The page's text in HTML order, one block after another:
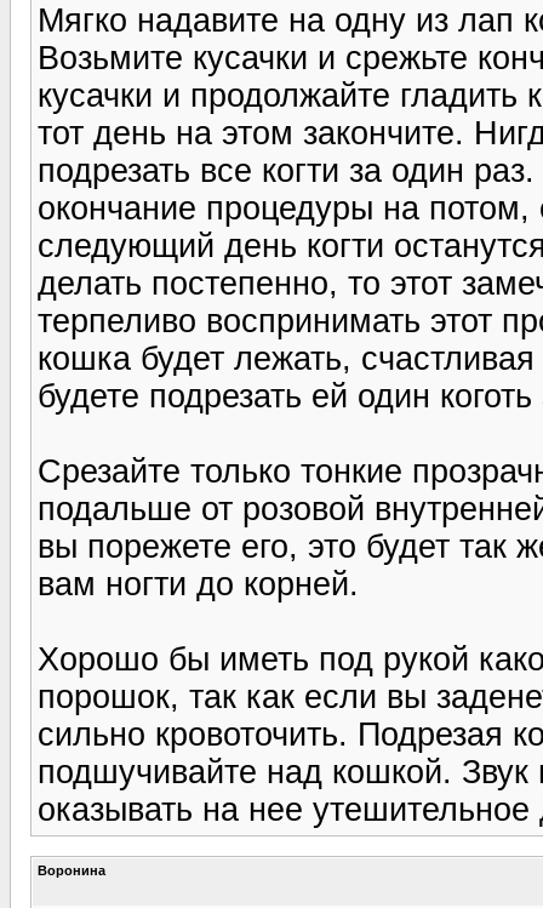
Мягко надавите на одну из лап
Возьмите кусачки и срежьте
кусачки и продолжайте
тот день на этом закончите.
подрезать все когти за один
окончание процедуры на
следующий день когти
делать постепенно, то этот
терпеливо воспринимать этот
кошка будет лежать,
будете подрезать ей один
Срезайте только тонкие
подальше от розовой
вы порежете его, это будет так
вам ногти до корней.
Хорошо бы иметь под рукой
порошок, так как если вы
сильно кровоточить. Подрезая
подшучивайте над кошкой. Звук
оказывать на нее утешительное
Воронина